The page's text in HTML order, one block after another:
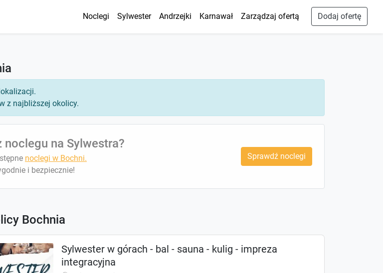
Noclegi Sylwester Andrzejki Karnawał Zarządzaj ofertą Dodaj ofertę
z najbliższej okolicy.
noclegu na Sylwestra?
noclegi w Bochni.
i bezpiecznie!
Sprawdź noclegi
Bochnia
Sylwester w górach - bal - sauna - kulig - impreza
integracyjna